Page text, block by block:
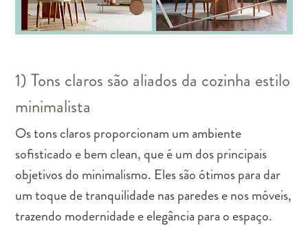
1) Tons claros são aliados da cozinha estilo
minimalista
Os tons claros proporcionam um ambiente
sofisticado e bem clean, que é um dos principais
objetivos do minimalismo. Eles são ótimos para dar
um toque de tranquilidade nas paredes e nos móveis,
trazendo modernidade e elegância para o espaço.